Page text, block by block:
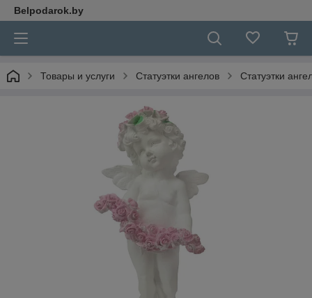
Belpodarok.by
Товары и услуги Статуэтки ангелов Статуэтки